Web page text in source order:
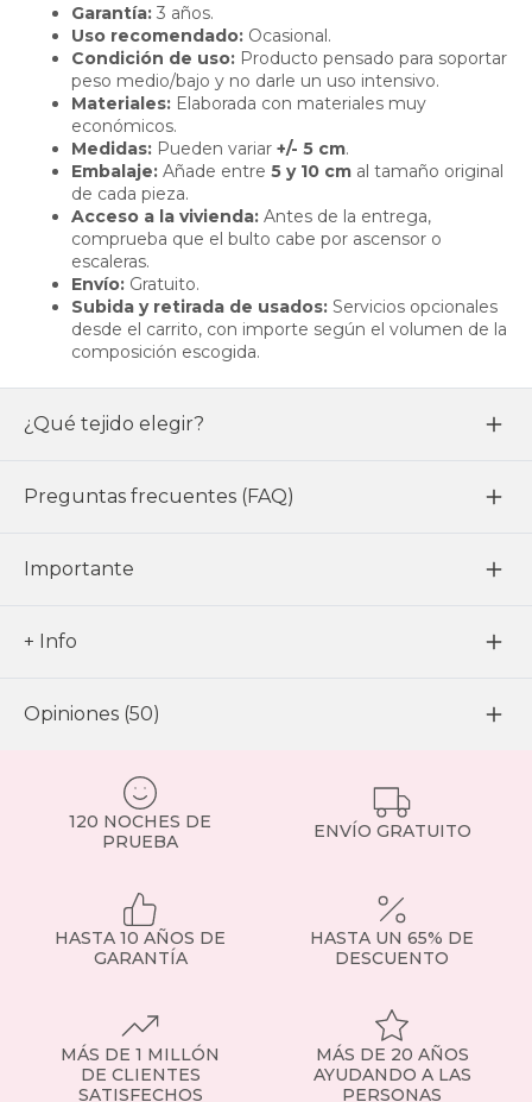
Garantía: 3 años.
Uso recomendado: Ocasional.
Condición de uso: Producto pensado para soportar
peso medio/bajo y no darle un uso intensivo.
Materiales: Elaborada con materiales muy
económicos.
Medidas: Pueden variar +/- 5 cm.
Embalaje: Añade entre 5 y 10 cm al tamaño original
de cada pieza.
Acceso a la vivienda: Antes de la entrega,
comprueba que el bulto cabe por ascensor o
escaleras.
Envío: Gratuito.
Subida y retirada de usados: Servicios opcionales
desde el carrito, con importe según el volumen de la
composición escogida.
¿Qué tejido elegir?
Preguntas frecuentes (FAQ)
Importante
+ Info
Opiniones (50)
120 NOCHES DE
PRUEBA
ENVÍO GRATUITO
HASTA 10 AÑOS DE
GARANTÍA
HASTA UN 65% DE
DESCUENTO
MÁS DE 1 MILLÓN
DE CLIENTES
SATISFECHOS
MÁS DE 20 AÑOS
AYUDANDO A LAS
PERSONAS